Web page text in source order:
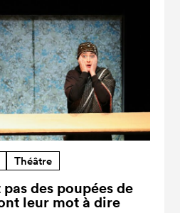
Théâtre
des poupées de
leur mot à dire